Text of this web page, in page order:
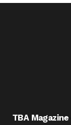
TBA Magazine